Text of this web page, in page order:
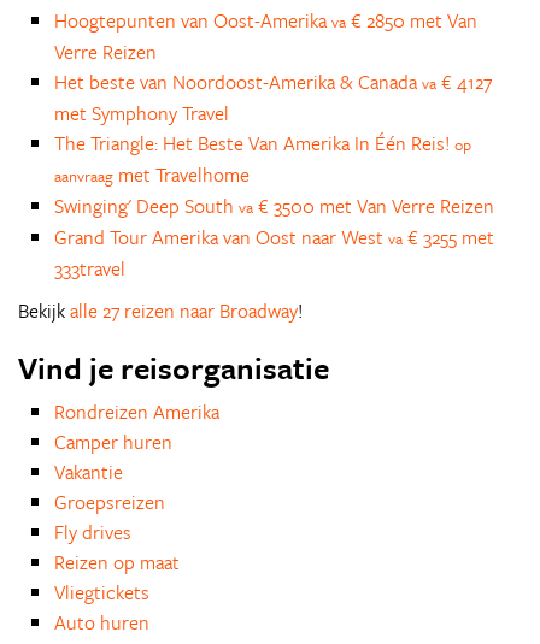
Hoogtepunten van Oost-Amerika va € 2850 met Van
Verre Reizen
Het beste van Noordoost-Amerika & Canada va € 4127
met Symphony Travel
The Triangle: Het Beste Van Amerika In Één Reis! op
aanvraag met Travelhome
Swinging' Deep South va € 3500 met Van Verre Reizen
Grand Tour Amerika van Oost naar West va € 3255 met
333travel
Bekijkalle 27 reizen naar Broadway!
Vind je reisorganisatie
Rondreizen Amerika
Camper huren
Vakantie
Groepsreizen
Fly drives
Reizen op maat
Vliegtickets
Auto huren